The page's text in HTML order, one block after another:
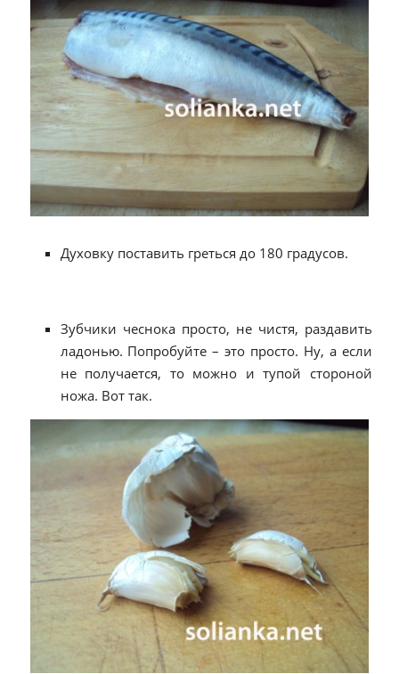
Духовку поставить греться до 180 градусов.
Зубчики чеснока просто, не чистя, раздавить
ладонью. Попробуйте – это просто. Ну, а если
не получается, то можно и тупой стороной
ножа. Вот так.